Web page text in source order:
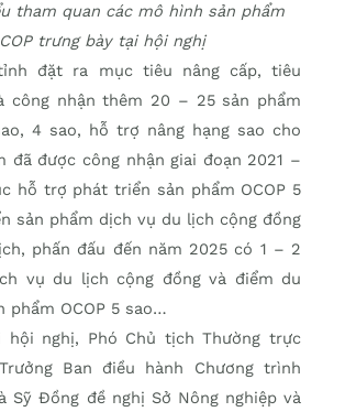
tham quan các mô hình sản phẩm
trưng bày tại hội nghị
đặt ra mục tiêu nâng cấp, tiêu
công nhận thêm 20 – 25 sản phẩm
4 sao, hỗ trợ nâng hạng sao cho
đã được công nhận giai đoạn 2021 –
hỗ trợ phát triển sản phẩm OCOP 5
sản phẩm dịch vụ du lịch cộng đồng
phấn đấu đến năm 2025 có 1 – 2
vụ du lịch cộng đồng và điểm du
phẩm OCOP 5 sao…
hội nghị, Phó Chủ tịch Thường trực
Ban điều hành Chương trình
Sỹ Đồng đề nghị Sở Nông nghiệp và